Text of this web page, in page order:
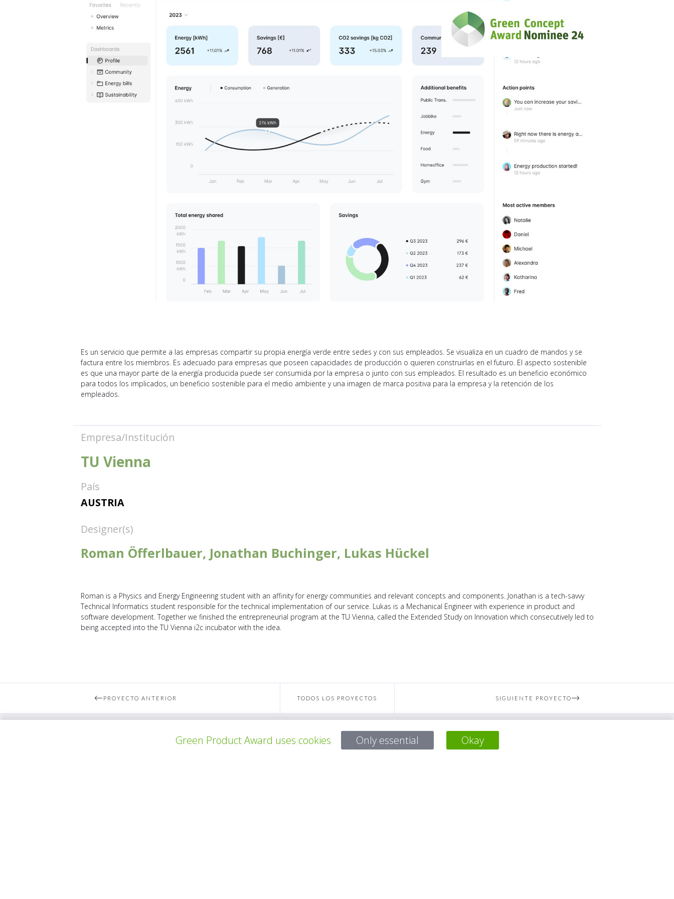
Es un servicio que permite a las empresas compartir su propia energía verde entre sedes y con sus empleados. Se visualiza en un cuadro de mandos y se
factura entre los miembros. Es adecuado para empresas que poseen capacidades de producción o quieren construirlas en el futuro. El aspecto sostenible
es que una mayor parte de la energía producida puede ser consumida por la empresa o junto con sus empleados. El resultado es un beneficio económico
para todos los implicados, un beneficio sostenible para el medio ambiente y una imagen de marca positiva para la empresa y la retención de los
empleados.
Empresa/Institución
TU Vienna
País
AUSTRIA
Designer(s)
Roman Öfferlbauer, Jonathan Buchinger, Lukas Hückel
Roman is a Physics and Energy Engineering student with an affinity for energy communities and relevant concepts and components. Jonathan is a tech-savvy
Technical Informatics student responsible for the technical implementation of our service. Lukas is a Mechanical Engineer with experience in product and
software development. Together we finished the entrepreneurial program at the TU Vienna, called the Extended Study on Innovation which consecutively led to
being accepted into the TU Vienna i2c incubator with the idea.
PROYECTO ANTERIOR TODOS LOS PROYECTOS SIGUIENTE PROYECTO
Green Product Award uses cookies Only essential Okay